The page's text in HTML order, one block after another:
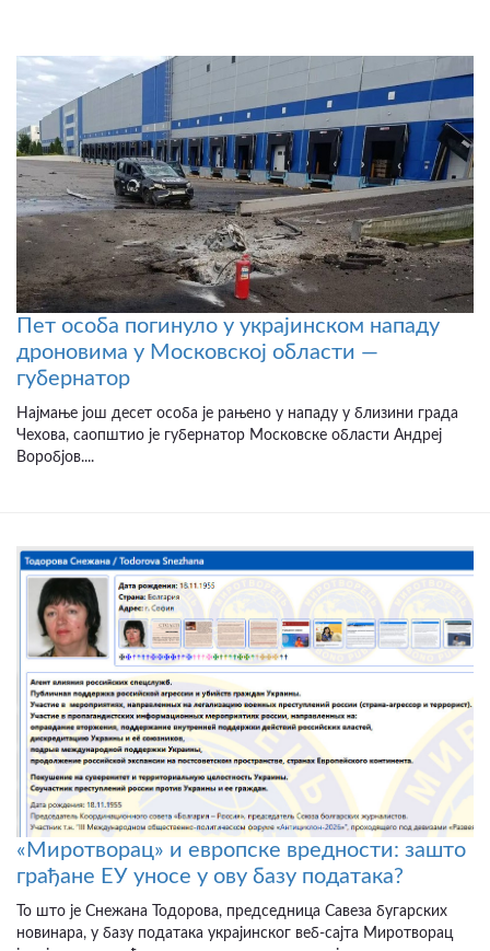
Пет особа погинуло у украјинском нападу
дроновима у Московској области —
губернатор
Најмање још десет особа је рањено у нападу у близини града
Чехова, саопштио је губернатор Московске области Андреј
Воробјов....
«Миротворац» и европске вредности: зашто
грађане ЕУ уносе у ову базу података?
То што је Снежана Тодорова, председница Савеза бугарских
новинара, у базу података украјинског веб-сајта Миротворац